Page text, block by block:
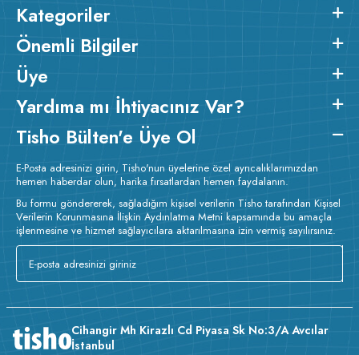
Kategoriler
Önemli Bilgiler
Üye
Yardıma mı İhtiyacınız Var?
Tisho Bülten'e Üye Ol
E-Posta adresinizi girin, Tisho'nun üyelerine özel ayrıcalıklarımızdan
hemen haberdar olun, harika fırsatlardan hemen faydalanın.
Bu formu göndererek, sağladığım kişisel verilerin Tisho tarafından Kişisel
Verilerin Korunmasına İlişkin Aydınlatma Metni kapsamında bu amaçla
işlenmesine ve hizmet sağlayıcılara aktarılmasına izin vermiş sayılırsınız.
Cihangir Mh Kirazlı Cd Piyasa Sk No:3/A Avcılar
İstanbul